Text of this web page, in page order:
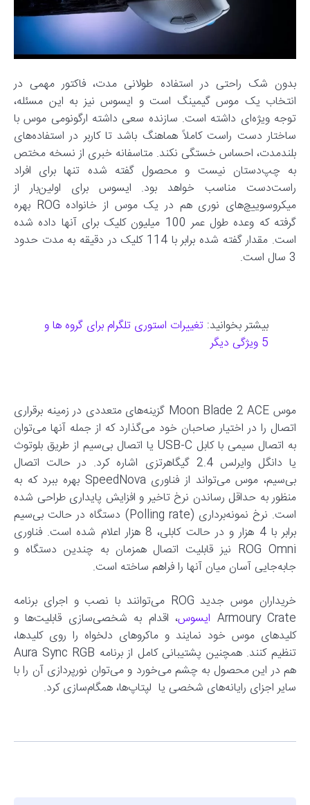
بدون شک راحتی در استفاده طولانی مدت، فاکتور مهمی در
انتخاب یک موس گیمینگ است و ایسوس نیز به این مسئله،
توجه ویژه‌ای داشته است. سازنده سعی داشته ارگونومی موس با
ساختار دست راست کاملاً هماهنگ باشد تا کاربر در استفاده‌های
بلندمدت، احساس خستگی نکند. متاسفانه خبری از نسخه مختص
به چپ‌دستان نیست و محصول گفته شده تنها برای افراد
راست‌دست مناسب خواهد بود. ایسوس برای اولین‌بار از
میکروسوییچ‌های نوری هم در یک موس از خانواده ROG بهره
گرفته که وعده طول عمر 100 میلیون کلیک برای آنها داده شده
است. مقدار گفته شده برابر با 114 کلیک در دقیقه به مدت حدود
3 سال است.
بیشتر بخوانید: تغییرات استوری تلگرام برای گروه ها و
5 ویژگی دیگر
موس Moon Blade 2 ACE گزینه‌های متعددی در زمینه برقراری
اتصال را در اختیار صاحبان خود می‌گذارد که از جمله آنها می‌توان
به اتصال سیمی با کابل USB-C یا اتصال بی‌سیم از طریق بلوتوث
یا دانگل وایرلس 2.4 گیگاهرتزی اشاره کرد. در حالت اتصال
بی‌سیم،‌ موس می‌تواند از فناوری SpeedNova بهره ببرد که به
منظور به حداقل رساندن نرخ تاخیر و افزایش پایداری طراحی شده
است. نرخ نمونه‌برداری (Polling rate) دستگاه در حالت بی‌سیم
برابر با 4 هزار و در حالت کابلی، 8 هزار اعلام شده است. فناوری
ROG Omni نیز قابلیت اتصال همزمان به چندین دستگاه و
جابه‌جایی آسان میان آنها را فراهم ساخته است.
خریداران موس جدید ROG می‌توانند با نصب و اجرای برنامه
Armoury Crate ایسوس، اقدام به شخصی‌سازی قابلیت‌ها و
کلیدهای موس خود نمایند و ماکروهای دلخواه را روی کلیدها،
تنظیم کنند. همچنین پشتیبانی کامل از برنامه Aura Sync RGB
هم در این محصول به چشم می‌خورد و می‌توان نورپردازی آن را با
سایر اجزای رایانه‌های شخصی یا لپتاپ‌ها، همگام‌سازی کرد.